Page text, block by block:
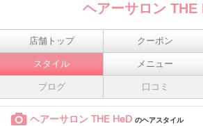
ヘアーサロン THE
店舗トップ クーポン
スタイル メニュー
ブログ 口コミ
ヘアーサロン THE HeD のヘアスタイル